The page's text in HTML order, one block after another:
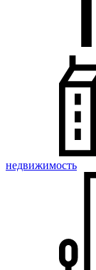
недвижимость